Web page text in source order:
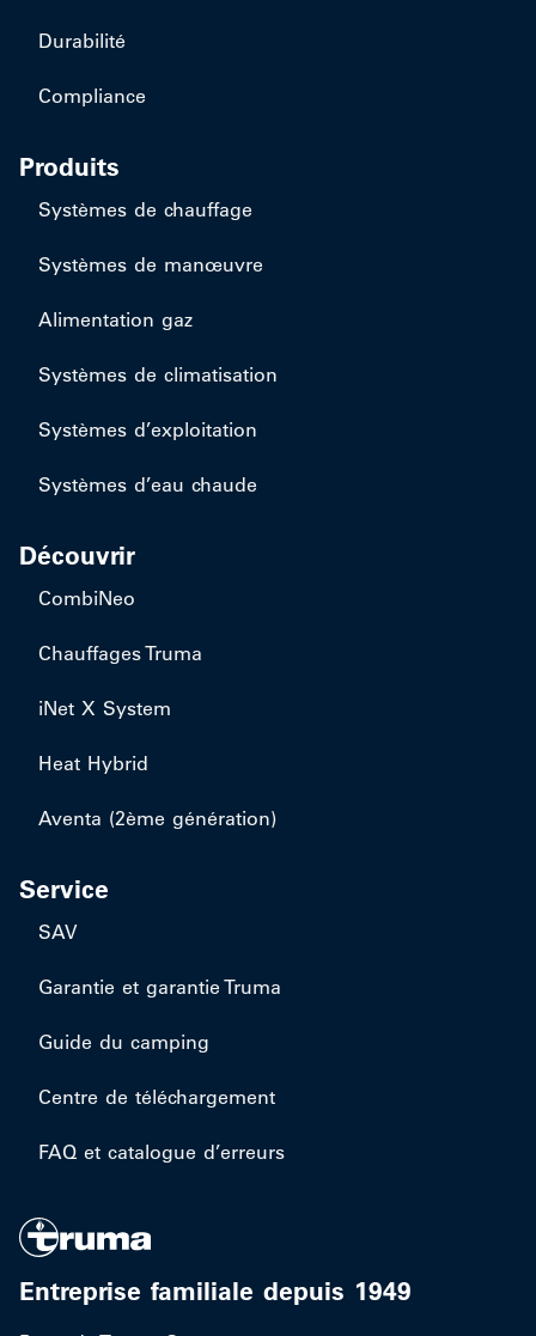
Durabilité
Compliance
Produits
Systèmes de chauffage
Systèmes de manœuvre
Alimentation gaz
Systèmes de climatisation
Systèmes d’exploitation
Systèmes d’eau chaude
Découvrir
CombiNeo
Chauffages Truma
iNet X System
Heat Hybrid
Aventa (2ème génération)
Service
SAV
Garantie et garantie Truma
Guide du camping
Centre de téléchargement
FAQ et catalogue d’erreurs
Entreprise familiale depuis 1949